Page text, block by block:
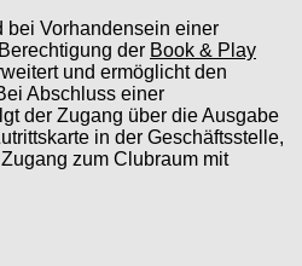
bei Vorhandensein einer
der Book & Play
und ermöglicht den
Abschluss einer
der Zugang über die Ausgabe
in der Geschäftsstelle,
zum Clubraum mit